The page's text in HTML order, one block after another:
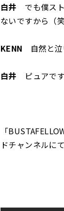
白井 でも僕ス
ないですから（笑
KENN 自然と泣
白井 ピュアです
「
ドチャンネルに